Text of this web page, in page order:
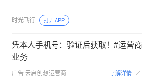
时光飞行 打开APP
凭本人手机号：验证后获取！#运营商
业务
广告 云启创想运营商 了解详情